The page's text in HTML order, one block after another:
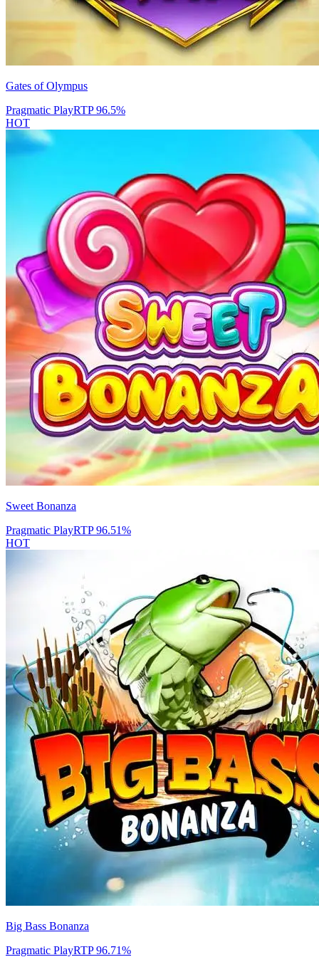
Gates of Olympus
Pragmatic PlayRTP96.5%
HOT
Sweet Bonanza
Pragmatic PlayRTP96.51%
HOT
Big Bass Bonanza
Pragmatic PlayRTP96.71%